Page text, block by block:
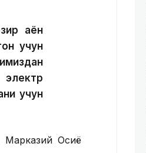
аён
учун
учун
Марказий Осиё